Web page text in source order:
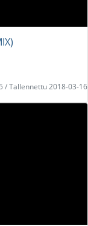
/ Tallennettu 2018-03-16